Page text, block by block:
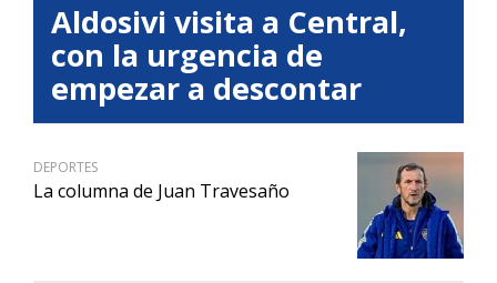
Aldosivi visita a Central,
con la urgencia de
empezar a descontar
DEPORTES
La columna de Juan Travesaño